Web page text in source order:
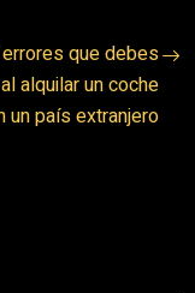
que debes
alquilar un coche
un país extranjero